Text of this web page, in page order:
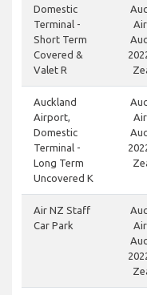
Domestic
Terminal -
Short Term
Covered &
Valet R
Auckland
Airport,
Domestic
Terminal -
Long Term
Uncovered K
Air NZ Staff
Car Park